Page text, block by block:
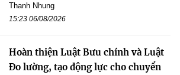
Thanh Nhung
15:23 06/08/2026
Hoàn thiện Luật Bưu chính và Luật
Đo lường, tạo động lực cho chuyển